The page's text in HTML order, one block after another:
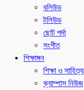
বলিউড
টলিউড
ছোট পর্দা
সংগীত
শিক্ষাঙ্গন
শিক্ষা ও সাহিত্য
ক্যাম্পাস নিউজ